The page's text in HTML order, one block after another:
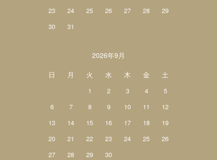
23
24 25 26 27 28
29
30
31
2026年9月
日
月 火 水 木 金 土
1 2 3 4
5
6
7 8 9 10 11
12
13
14 15 16 17 18
19
20
21 22 23 24 25
26
27
28 29 30